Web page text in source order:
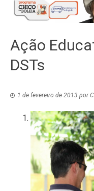
Ação
DSTs
1 de fevereiro de 2013 por